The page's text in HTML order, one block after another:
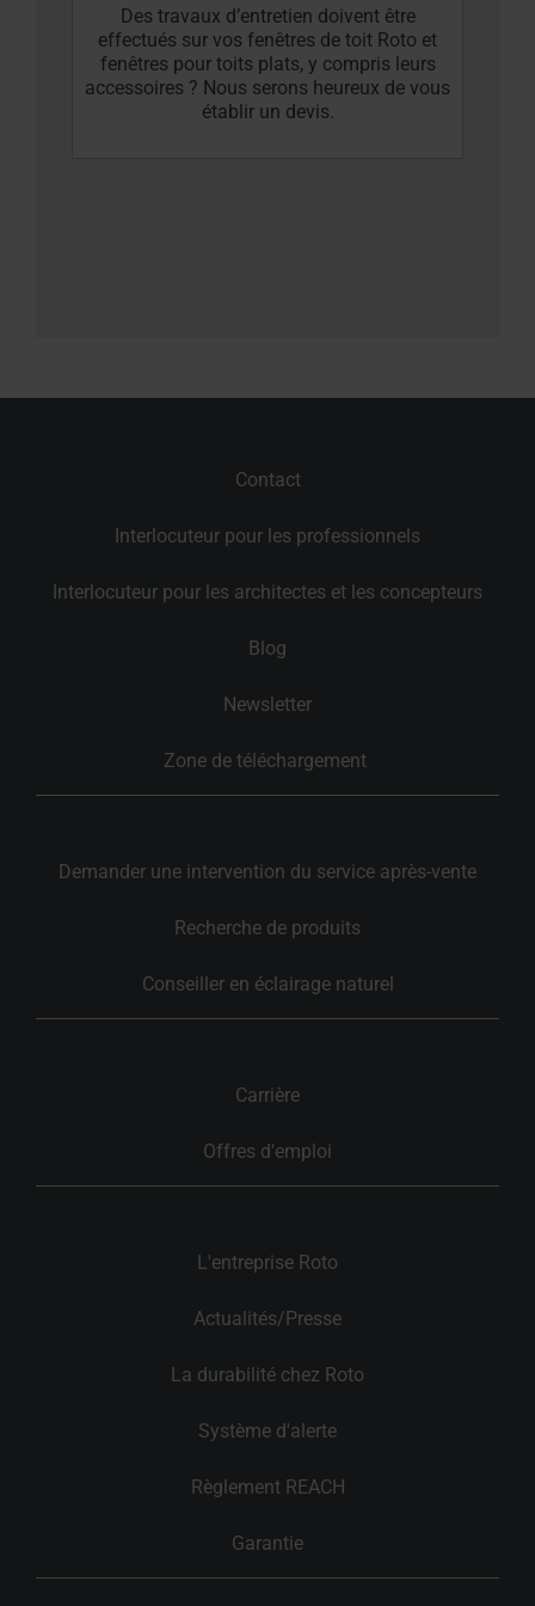
Des travaux d’entretien doivent être
effectués sur vos fenêtres de toit Roto et
fenêtres pour toits plats, y compris leurs
accessoires ? Nous serons heureux de vous
établir un devis.
Contact
Interlocuteur pour les professionnels
Interlocuteur pour les architectes et les concepteurs
Blog
Newsletter
Zone de téléchargement
Demander une intervention du service après-vente
Recherche de produits
Conseiller en éclairage naturel
Carrière
Offres d'emploi
L'entreprise Roto
Actualités/Presse
La durabilité chez Roto
Système d'alerte
Règlement REACH
Garantie